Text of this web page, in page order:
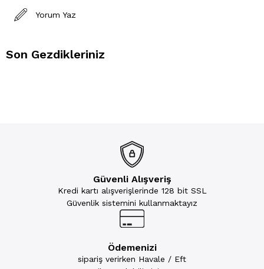
Yorum Yaz
Son Gezdikleriniz
Güvenli Alışveriş
Kredi kartı alışverişlerinde 128 bit SSL
Güvenlik sistemini kullanmaktayız
Ödemenizi
sipariş verirken Havale / Eft